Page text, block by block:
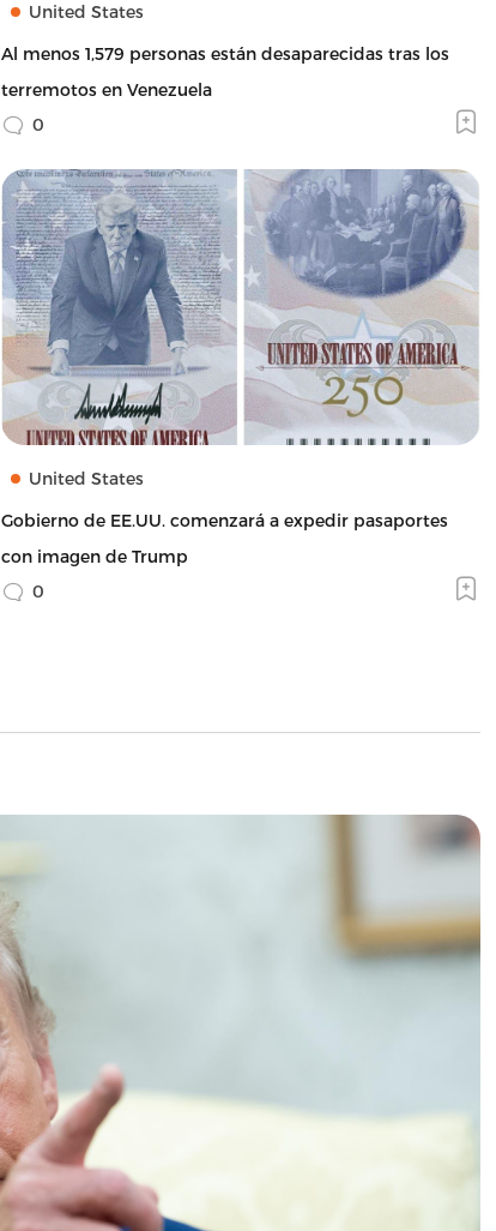
United States
Al menos 1,579 personas están desaparecidas tras los
terremotos en Venezuela
0
United States
Gobierno de EE.UU. comenzará a expedir pasaportes
con imagen de Trump
0